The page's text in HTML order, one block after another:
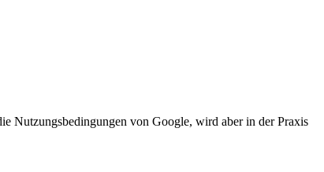
Nutzungsbedingungen von Google, wird aber in der Praxis